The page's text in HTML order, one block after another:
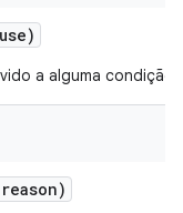
a alguma condição
reason)